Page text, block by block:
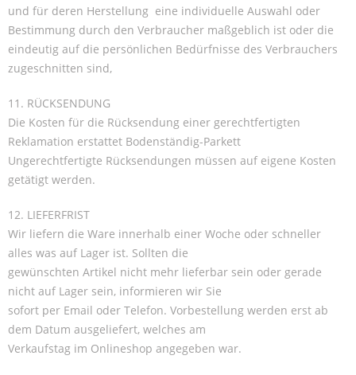
und für deren Herstellung eine individuelle Auswahl oder
Bestimmung durch den Verbraucher maßgeblich ist oder die
eindeutig auf die persönlichen Bedürfnisse des Verbrauchers
zugeschnitten sind,
11. RÜCKSENDUNG
Die Kosten für die Rücksendung einer gerechtfertigten
Reklamation erstattet Bodenständig-Parkett
Ungerechtfertigte Rücksendungen müssen auf eigene Kosten
getätigt werden.
12. LIEFERFRIST
Wir liefern die Ware innerhalb einer Woche oder schneller
alles was auf Lager ist. Sollten die
gewünschten Artikel nicht mehr lieferbar sein oder gerade
nicht auf Lager sein, informieren wir Sie
sofort per Email oder Telefon. Vorbestellung werden erst ab
dem Datum ausgeliefert, welches am
Verkaufstag im Onlineshop angegeben war.